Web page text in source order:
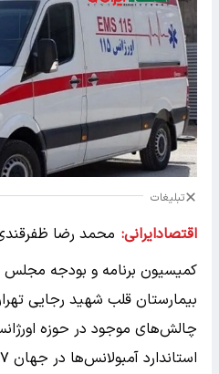
تبلیغات
اقتصادایرانی: محمد رضا
کمیسیون برنامه و بودجه
بیمارستان قلب شهید رجایی
چالش‌های موجود در حوزه